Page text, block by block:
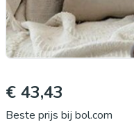
€ 43,43
Beste prijs bij bol.com